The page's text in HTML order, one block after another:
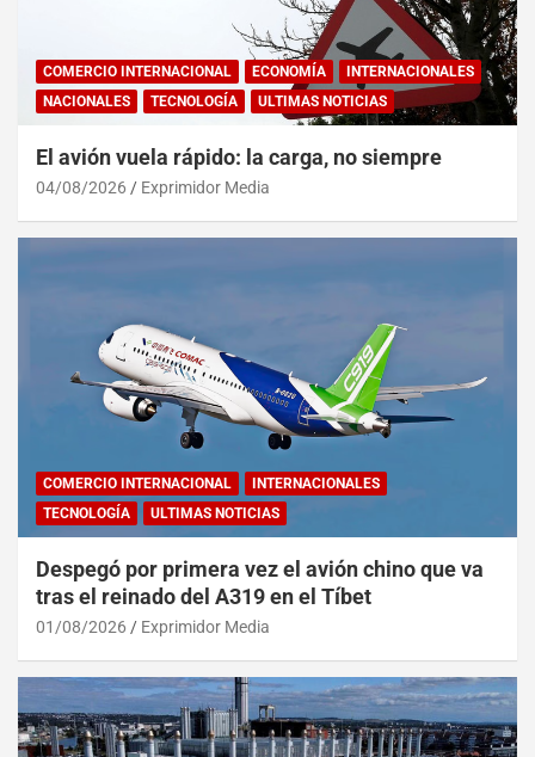
COMERCIO INTERNACIONAL ECONOMÍA
INTERNACIONALES
NACIONALES
TECNOLOGÍA ULTIMAS NOTICIAS
El avión vuela rápido: la carga, no siempre
04/08/2026 Exprimidor Media
COMERCIO INTERNACIONAL
INTERNACIONALES
TECNOLOGÍA
ULTIMAS NOTICIAS
Despegó por primera vez el avión chino que va
tras el reinado del A319 en el Tíbet
01/08/2026 Exprimidor Media